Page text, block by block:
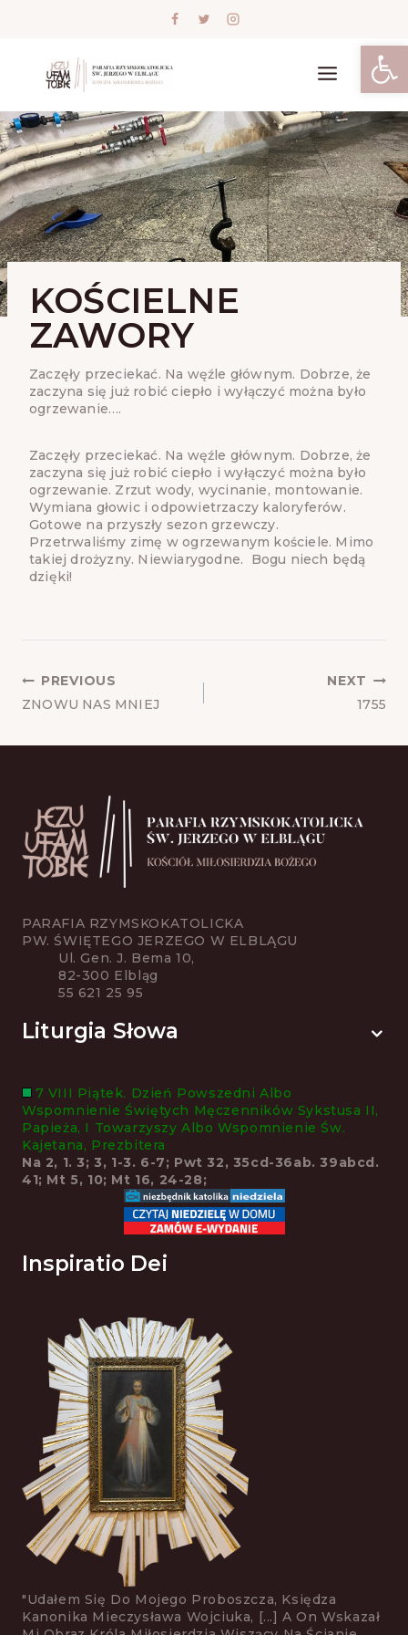
KOŚCIELNE
ZAWORY
Zaczęły przeciekać. Na węźle głównym. Dobrze, że
zaczyna się już robić ciepło i wyłączyć można było
ogrzewanie….
Zaczęły przeciekać. Na węźle głównym. Dobrze, że
zaczyna się już robić ciepło i wyłączyć można było
ogrzewanie. Zrzut wody, wycinanie, montowanie.
Wymiana głowic i odpowietrzaczy kaloryferów.
Gotowe na przyszły sezon grzewczy.
Przetrwaliśmy zimę w ogrzewanym kościele. Mimo
takiej drożyzny. Niewiarygodne. Bogu niech będą
dzięki!
POST
NAVIGATION
PREVIOUS
ZNOWU NAS MNIEJ
NEXT
1755
PARAFIA RZYMSKOKATOLICKA
PW. ŚWIĘTEGO JERZEGO W ELBLĄGU
Ul. Gen. J. Bema 10,
82-300 Elbląg
55 621 25 95
Liturgia Słowa
7 VIII Piątek. Dzień Powszedni Albo
Wspomnienie Świętych Męczenników Sykstusa II,
Papieża, I Towarzyszy Albo Wspomnienie Św.
Kajetana, Prezbitera
Na 2, 1. 3; 3, 1-3. 6-7; Pwt 32, 35cd-36ab. 39abcd.
41; Mt 5, 10; Mt 16, 24-28;
Inspiratio Dei
"Udałem Się Do Mojego Proboszcza, Księdza
Kanonika Mieczysława Wojciuka, [...] A On Wskazał